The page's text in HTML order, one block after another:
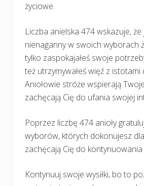
życiowe.
Liczba anielska 474 wskazuje, że
nienaganny w swoich wyborach
tylko zaspokajałeś swoje
też utrzymywałeś więź z istotami
Aniołowie stróże wspierają
zachęcają Cię do ufania swojej
Poprzez liczbę 474 anioły
wyborów, których dokonujesz
zachęcają Cię do
Kontynuuj swoje wysiłki, bo to